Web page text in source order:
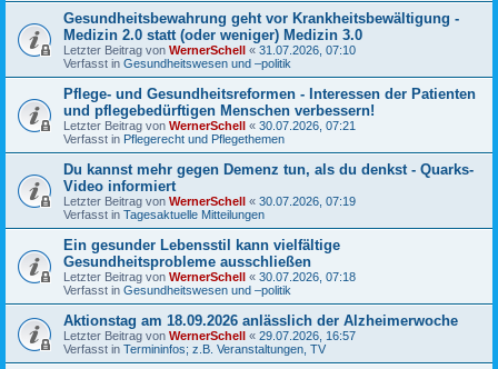
Gesundheitsbewahrung geht vor Krankheitsbewältigung -
Medizin 2.0 statt (oder weniger) Medizin 3.0
Letzter Beitrag von WernerSchell « 31.07.2026, 07:10
Verfasst in Gesundheitswesen und –politik
Pflege- und Gesundheitsreformen - Interessen der Patienten
und pflegebedürftigen Menschen verbessern!
Letzter Beitrag von WernerSchell « 30.07.2026, 07:21
Verfasst in Pflegerecht und Pflegethemen
Du kannst mehr gegen Demenz tun, als du denkst - Quarks-
Video informiert
Letzter Beitrag von WernerSchell « 30.07.2026, 07:19
Verfasst in Tagesaktuelle Mitteilungen
Ein gesunder Lebensstil kann vielfältige
Gesundheitsprobleme ausschließen
Letzter Beitrag von WernerSchell « 30.07.2026, 07:18
Verfasst in Gesundheitswesen und –politik
Aktionstag am 18.09.2026 anlässlich der Alzheimerwoche
Letzter Beitrag von WernerSchell « 29.07.2026, 16:57
Verfasst in Termininfos; z.B. Veranstaltungen, TV